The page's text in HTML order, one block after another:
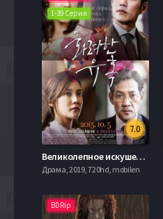
1-39 Серия
7.0
Великолепное искушение (2015)
Драма, 2019, 720hd, mobilen
BDRip